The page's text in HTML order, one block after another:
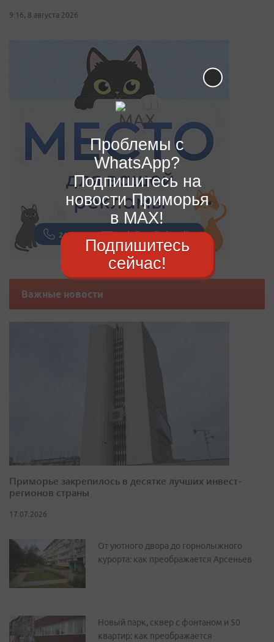
9:16, 8 августа 2026
Важные новости
Приморье закрепилось в десятке лучших инвест-
регионов страны
17.07.2026
От уютного двора до горнолыжного
курорта: как преображается Арсеньев
Новый парк, сквер с фонтаном и 50
квартир: как преображается
Проблемы с
WhatsApp?
Подпишитесь на
новости Приморья
в MAX!
Подпишитесь
сейчас!